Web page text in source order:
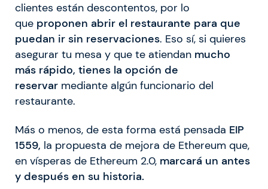
clientes están descontentos, por lo
que proponen abrir el restaurante para que
puedan ir sin reservaciones. Eso sí, si quieres
asegurar tu mesa y que te atiendan mucho
más rápido, tienes la opción de
reservar mediante algún funcionario del
restaurante.
Más o menos, de esta forma está pensada EIP
1559, la propuesta de mejora de Ethereum que,
en vísperas de Ethereum 2.0, marcará un antes
y después en su historia.